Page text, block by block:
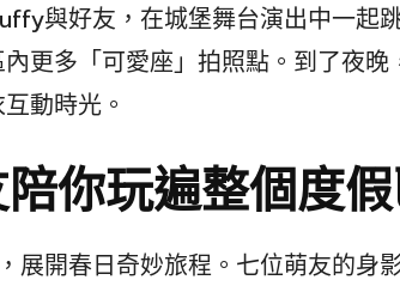
與好友，在城堡舞台演出中一起
更多「可愛座」拍照點。到了夜晚
動時光。
你玩遍整個度
展開春日奇妙旅程。七位萌友的身